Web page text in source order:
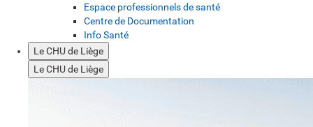
Espace professionnels de santé
Centre de Documentation
Info Santé
Le CHU de Liège
Le CHU de Liège